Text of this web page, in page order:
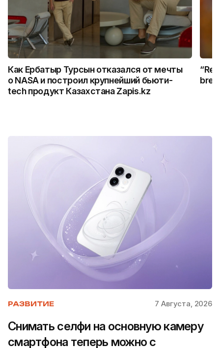
Как Ербатыр Турсын отказался от мечты
о NASA и построил крупнейший бьюти-
tech продукт Казахстана Zapis.kz
РАЗВИТИЕ 7 Августа, 2026
Снимать селфи на основную камеру
смартфона теперь можно с